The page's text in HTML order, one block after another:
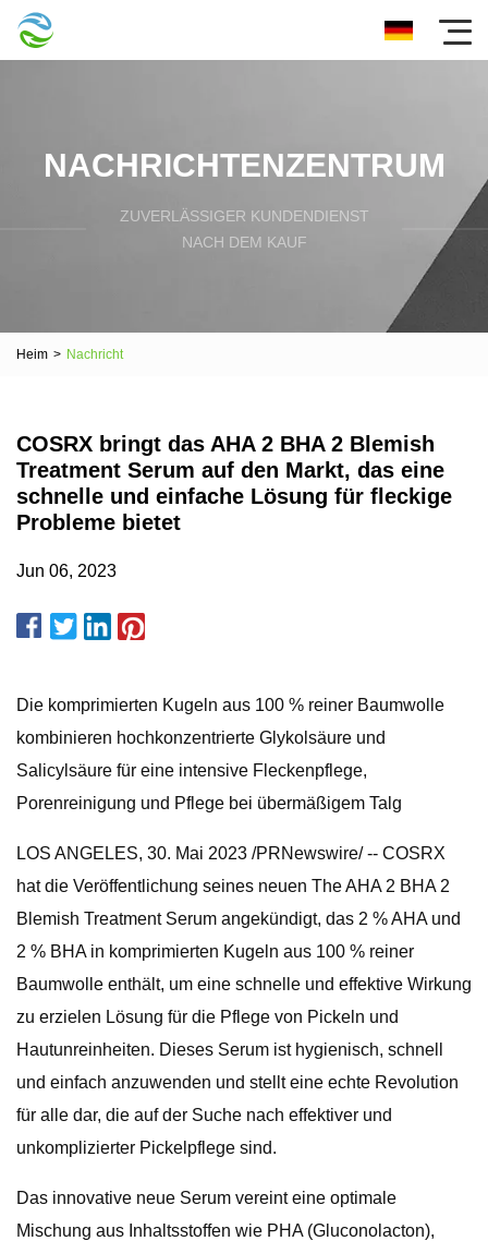
NACHRICHTENZENTRUM
ZUVERLÄSSIGER KUNDENDIENST
NACH DEM KAUF
Heim > Nachricht
COSRX bringt das AHA 2 BHA 2 Blemish
Treatment Serum auf den Markt, das eine
schnelle und einfache Lösung für fleckige
Probleme bietet
Jun 06, 2023
Die komprimierten Kugeln aus 100 % reiner Baumwolle
kombinieren hochkonzentrierte Glykolsäure und
Salicylsäure für eine intensive Fleckenpflege,
Porenreinigung und Pflege bei übermäßigem Talg
LOS ANGELES, 30. Mai 2023 /PRNewswire/ -- COSRX
hat die Veröffentlichung seines neuen The AHA 2 BHA 2
Blemish Treatment Serum angekündigt, das 2 % AHA und
2 % BHA in komprimierten Kugeln aus 100 % reiner
Baumwolle enthält, um eine schnelle und effektive Wirkung
zu erzielen Lösung für die Pflege von Pickeln und
Hautunreinheiten. Dieses Serum ist hygienisch, schnell
und einfach anzuwenden und stellt eine echte Revolution
für alle dar, die auf der Suche nach effektiver und
unkomplizierter Pickelpflege sind.
Das innovative neue Serum vereint eine optimale
Mischung aus Inhaltsstoffen wie PHA (Gluconolacton),